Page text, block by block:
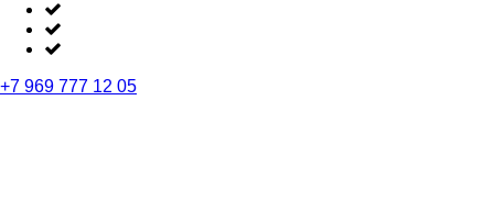
+7 969 777 12 05